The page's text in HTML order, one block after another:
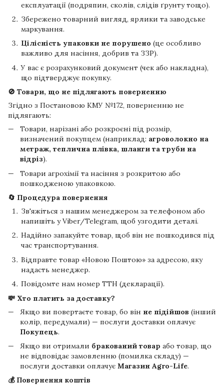
експлуатації (подряпин, сколів, слідів ґрунту тощо).
Збережено товарний вигляд, ярлики та заводське
маркування.
Цілісність упаковки не порушено (це особливо
важливо для насіння, добрив та ЗЗР).
У вас є розрахунковий документ (чек або накладна),
що підтверджує покупку.
🚫 Товари, що не підлягають поверненню
Згідно з Постановою КМУ №172, поверненню не
підлягають:
Товари, нарізані або розкроєні під розмір,
визначений покупцем (наприклад: агроволокно на
метраж, теплична плівка, шланги та труби на
відріз).
Товари агрохімії та насіння з розкритою або
пошкодженою упаковкою.
🔄 Процедура повернення
Зв'яжіться з нашим менеджером за телефоном або
напишіть у Viber/Telegram, щоб узгодити деталі.
Надійно запакуйте товар, щоб він не пошкодився під
час транспортування.
Відправте товар «Новою Поштою» за адресою, яку
надасть менеджер.
Повідомте нам номер ТТН (декларації).
💸 Хто платить за доставку?
Якщо ви повертаєте товар, бо він не підійшов (інший
колір, передумали) — послуги доставки оплачує
Покупець.
Якщо ви отримали бракований товар або товар, що
не відповідає замовленню (помилка складу) —
послуги доставки оплачує Магазин Agro-Life.
💰 Повернення коштів